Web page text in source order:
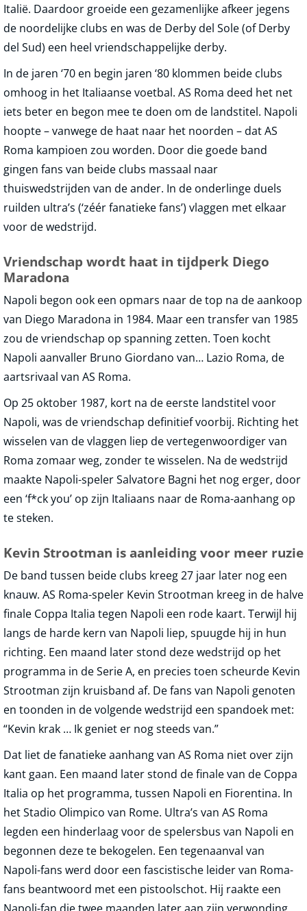
Italië. Daardoor groeide een gezamenlijke afkeer jegens
de noordelijke clubs en was de Derby del Sole (of Derby
del Sud) een heel vriendschappelijke derby.
In de jaren ‘70 en begin jaren ‘80 klommen beide clubs
omhoog in het Italiaanse voetbal. AS Roma deed het net
iets beter en begon mee te doen om de landstitel. Napoli
hoopte – vanwege de haat naar het noorden – dat AS
Roma kampioen zou worden. Door die goede band
gingen fans van beide clubs massaal naar
thuiswedstrijden van de ander. In de onderlinge duels
ruilden ultra’s (‘zéér fanatieke fans’) vlaggen met elkaar
voor de wedstrijd.
Vriendschap wordt haat in tijdperk Diego
Maradona
Napoli begon ook een opmars naar de top na de aankoop
van Diego Maradona in 1984. Maar een transfer van 1985
zou de vriendschap op spanning zetten. Toen kocht
Napoli aanvaller Bruno Giordano van… Lazio Roma, de
aartsrivaal van AS Roma.
Op 25 oktober 1987, kort na de eerste landstitel voor
Napoli, was de vriendschap definitief voorbij. Richting het
wisselen van de vlaggen liep de vertegenwoordiger van
Roma zomaar weg, zonder te wisselen. Na de wedstrijd
maakte Napoli-speler Salvatore Bagni het nog erger, door
een ‘f*ck you’ op zijn Italiaans naar de Roma-aanhang op
te steken.
Kevin Strootman is aanleiding voor meer ruzie
De band tussen beide clubs kreeg 27 jaar later nog een
knauw. AS Roma-speler Kevin Strootman kreeg in de halve
finale Coppa Italia tegen Napoli een rode kaart. Terwijl hij
langs de harde kern van Napoli liep, spuugde hij in hun
richting. Een maand later stond deze wedstrijd op het
programma in de Serie A, en precies toen scheurde Kevin
Strootman zijn kruisband af. De fans van Napoli genoten
en toonden in de volgende wedstrijd een spandoek met:
“Kevin krak … Ik geniet er nog steeds van.”
Dat liet de fanatieke aanhang van AS Roma niet over zijn
kant gaan. Een maand later stond de finale van de Coppa
Italia op het programma, tussen Napoli en Fiorentina. In
het Stadio Olimpico van Rome. Ultra’s van AS Roma
legden een hinderlaag voor de spelersbus van Napoli en
begonnen deze te bekogelen. Een tegenaanval van
Napoli-fans werd door een fascistische leider van Roma-
fans beantwoord met een pistoolschot. Hij raakte een